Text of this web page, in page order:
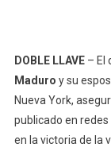
DOBLE LLAVE– El
Maduro y su
Nueva York,
publicado en
en la victoria de la